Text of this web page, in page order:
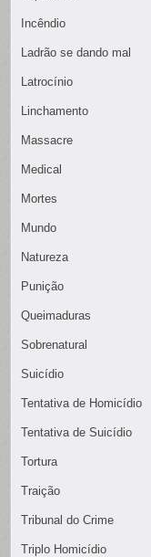
Incêndio
Ladrão se dando mal
Latrocínio
Linchamento
Massacre
Medical
Mortes
Mundo
Natureza
Punição
Queimaduras
Sobrenatural
Suicídio
Tentativa de Homicídio
Tentativa de Suicídio
Tortura
Traição
Tribunal do Crime
Triplo Homicídio